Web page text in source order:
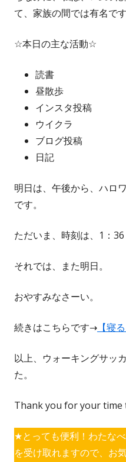
て、家族の間では有名です
☆本日の主な活動☆
読書
昼散歩
インスタ投稿
ウイクラ
ブログ投稿
日記
明日は、午後から、ハロ
です。
ただいま、時刻は、1：36
それでは、また明日。
おやすみなさーい。
続きはこちらです→ 【寝
以上、ウォーキングサッ
た。
Thank you for your time
★とっても便利！わたな
を受け取れますので、お